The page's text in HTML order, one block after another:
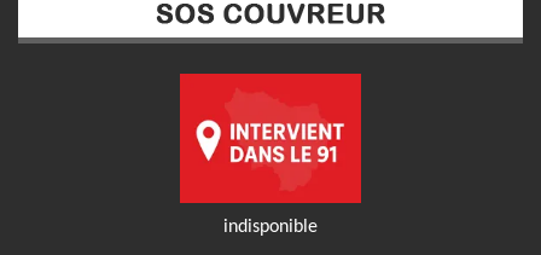
indisponible